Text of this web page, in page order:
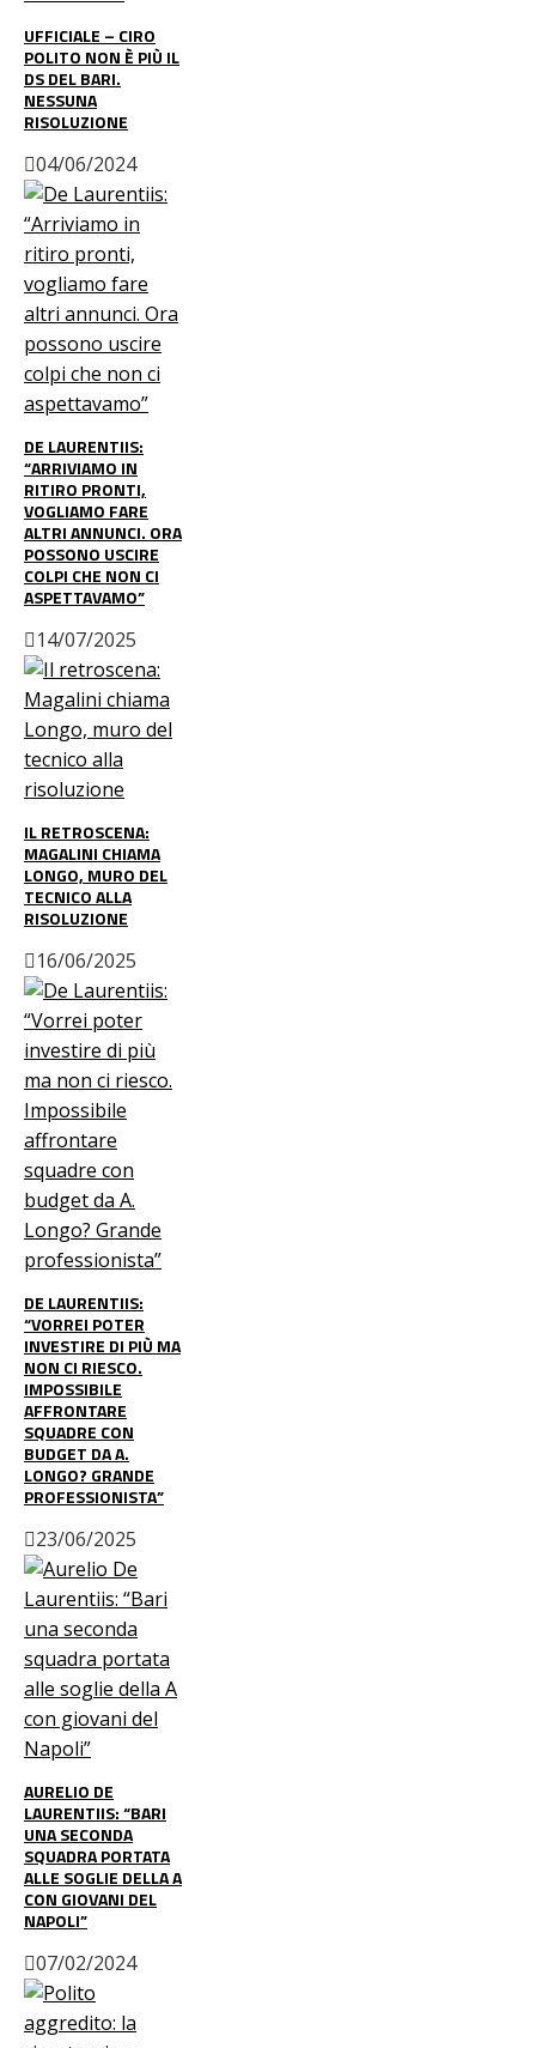
UFFICIALE – CIRO
POLITO NON È PIÙ IL
DS DEL BARI.
NESSUNA
RISOLUZIONE
04/06/2024
DE LAURENTIIS:
“ARRIVIAMO IN
RITIRO PRONTI,
VOGLIAMO FARE
ALTRI ANNUNCI. ORA
POSSONO USCIRE
COLPI CHE NON CI
ASPETTAVAMO”
14/07/2025
IL RETROSCENA:
MAGALINI CHIAMA
LONGO, MURO DEL
TECNICO ALLA
RISOLUZIONE
16/06/2025
DE LAURENTIIS:
“VORREI POTER
INVESTIRE DI PIÙ MA
NON CI RIESCO.
IMPOSSIBILE
AFFRONTARE
SQUADRE CON
BUDGET DA A.
LONGO? GRANDE
PROFESSIONISTA”
23/06/2025
AURELIO DE
LAURENTIIS: “BARI
UNA SECONDA
SQUADRA PORTATA
ALLE SOGLIE DELLA A
CON GIOVANI DEL
NAPOLI”
07/02/2024